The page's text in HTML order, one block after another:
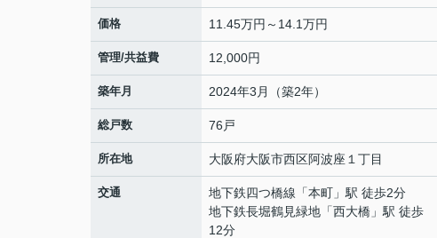
価格 11.45万円～14.1万円
管理/共益費 12,000円
築年月 2024年3月（築2年）
総戸数 76戸
所在地 大阪府大阪市西区阿波座 １丁目
交通 地下鉄四つ橋線 「本町 」駅 徒歩2分
地下鉄長堀鶴見緑地 「西大橋 」駅 徒歩
12分